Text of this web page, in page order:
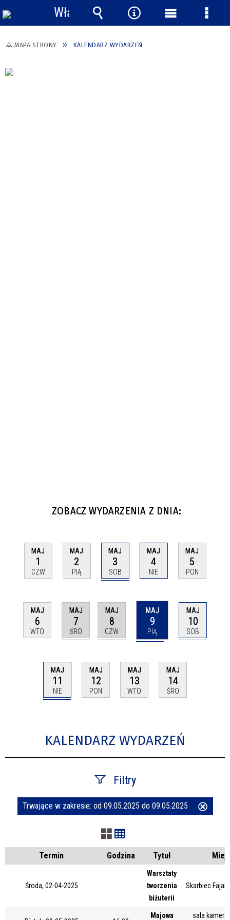
MAPA STRONY KALENDARZ WYDARZEŃ
ZOBACZ WYDARZENIA Z DNIA:
MAJ
1
CZW
MAJ
2
PIĄ
MAJ
3
SOB
MAJ
4
NIE
MAJ
5
PON
MAJ
6
WTO
MAJ
7
ŚRO
MAJ
8
CZW
MAJ
9
PIĄ
MAJ
10
SOB
MAJ
11
NIE
MAJ
12
PON
MAJ
13
WTO
MAJ
14
ŚRO
KALENDARZ WYDARZEŃ
Filtry
Szukana fraza
Kategoria
Trwające w zakresie
Trwające w zakresie: od 09.05.2025 do 09.05.2025
Termin Godzina Tytuł
Środa, 02-04-2025
Warsztaty
tworzenia
biżuterii
Skarbiec
Majowa sala
Włącz
powiadomienia
Wyszukiwarka
Narzędzia
Menu Menu